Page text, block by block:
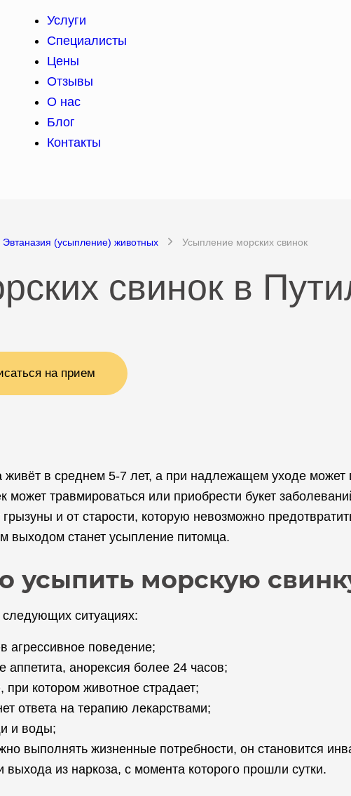
Услуги
Специалисты
Цены
Отзывы
О нас
Блог
Контакты
Эвтаназия (усыпление) животных Усыпление морских свинок
свинок в
на прием
живёт в среднем 5-7 лет, а при надлежащем уходе
может травмироваться или приобрести букет
и от старости, которую невозможно
выходом станет усыпление питомца.
усыпить морскую
ситуациях:
агрессивное поведение;
аппетита, анорексия более 24 часов;
котором животное страдает;
ответа на терапию лекарствами;
и воды;
выполнять жизненные потребности, он становится
из наркоза, с момента которого прошли сутки.